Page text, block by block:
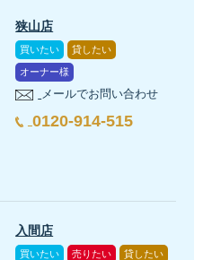
狭山店
買いたい 貸したい
オーナー様
メールでお問い合わせ
0120-914-515
入間店
買いたい 売りたい 貸したい